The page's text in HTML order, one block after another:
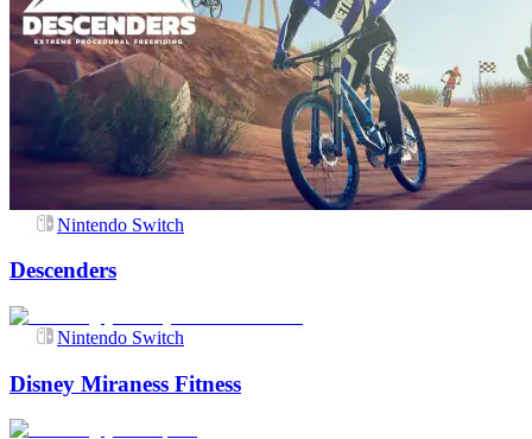
Nintendo Switch
Descenders
Nintendo Switch
Disney Miraness Fitness